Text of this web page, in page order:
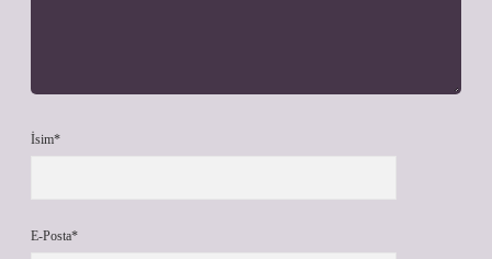
İsim*
E-Posta*